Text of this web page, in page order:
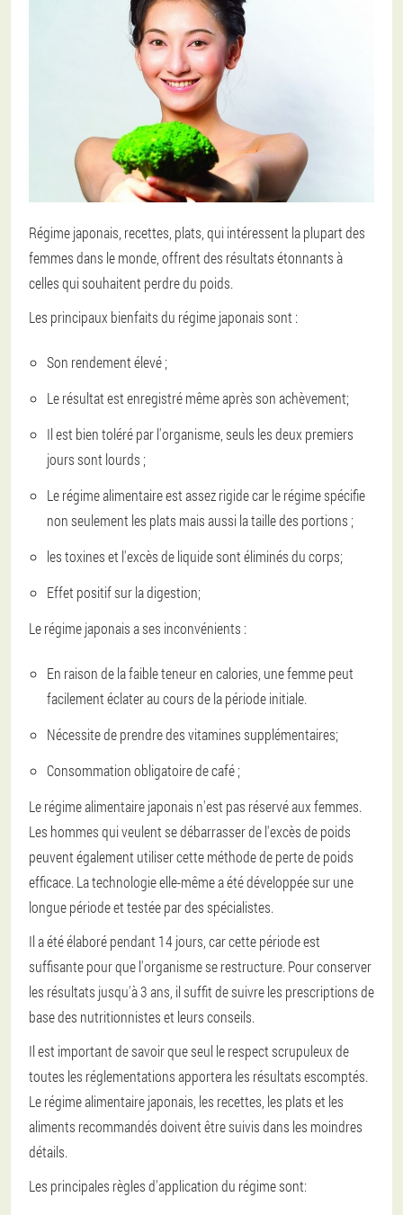
Régime japonais, recettes, plats, qui intéressent la plupart des
femmes dans le monde, offrent des résultats étonnants à
celles qui souhaitent perdre du poids.
Les principaux bienfaits du régime japonais sont :
Son rendement élevé ;
Le résultat est enregistré même après son achèvement;
Il est bien toléré par l'organisme, seuls les deux premiers
jours sont lourds ;
Le régime alimentaire est assez rigide car le régime spécifie
non seulement les plats mais aussi la taille des portions ;
les toxines et l'excès de liquide sont éliminés du corps;
Effet positif sur la digestion;
Le régime japonais a ses inconvénients :
En raison de la faible teneur en calories, une femme peut
facilement éclater au cours de la période initiale.
Nécessite de prendre des vitamines supplémentaires;
Consommation obligatoire de café ;
Le régime alimentaire japonais n'est pas réservé aux femmes.
Les hommes qui veulent se débarrasser de l'excès de poids
peuvent également utiliser cette méthode de perte de poids
efficace. La technologie elle-même a été développée sur une
longue période et testée par des spécialistes.
Il a été élaboré pendant 14 jours, car cette période est
suffisante pour que l'organisme se restructure. Pour conserver
les résultats jusqu'à 3 ans, il suffit de suivre les prescriptions de
base des nutritionnistes et leurs conseils.
Il est important de savoir que seul le respect scrupuleux de
toutes les réglementations apportera les résultats escomptés.
Le régime alimentaire japonais, les recettes, les plats et les
aliments recommandés doivent être suivis dans les moindres
détails.
Les principales règles d'application du régime sont: